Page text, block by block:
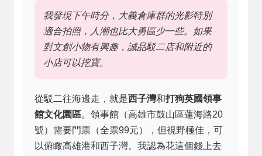
我發現下午時分，大義倉庫群的光影特別
適合拍照，人潮也比大勇區少一些。如果
對文創小物有興趣，誠品駁二店和附近的
小店可以挖寶。
從駁二往海邊走，就是西子灣和打狗英國領事
館文化園區。領事館（高雄市鼓山區蓮海路20
號）需要門票（全票99元），但視野極佳，可
以俯瞰高雄港和西子灣。我認為花這個錢上去